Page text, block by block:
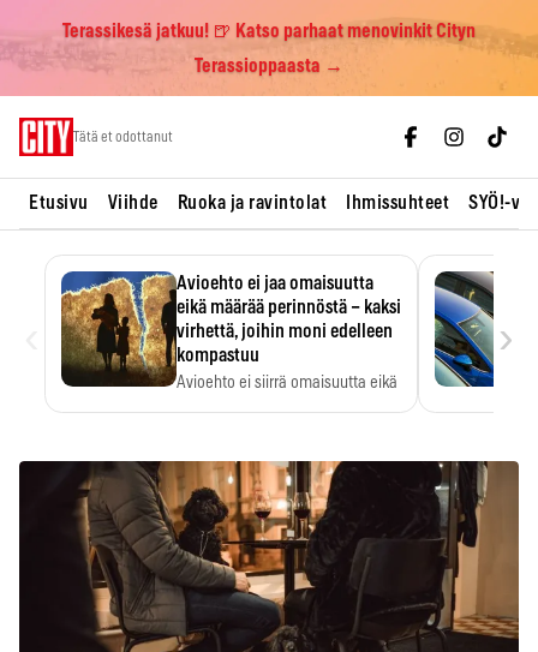
Terassikesä jatkuu! 🍺 Katso parhaat menovinkit Cityn
Terassioppaasta →
Tätä et odottanut
Etusivu Viihde Ruoka ja ravintolat Ihmissuhteet SYÖ!-
Avioehto ei jaa omaisuutta
eikä määrää perinnöstä – kaksi
virhettä, joihin moni edelleen
kompastuu
Avioehto ei siirrä omaisuutta eikä
›